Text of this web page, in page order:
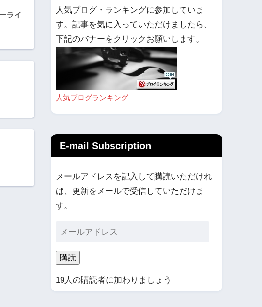
ライ
人気ブログ・ランキングに参加していま
す。記事を気に入っていただけましたら、
下記のバナーをクリックお願いします。
人気ブログランキング
E-mail Subscription
メールアドレスを記入して購読いただけれ
ば、更新をメールで受信していただけま
す。
購読
19人の購読者に加わりましょう